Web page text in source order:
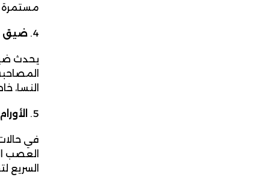
مستمرة
ضيق
يحدث
النسا،
في
العصب
السريع